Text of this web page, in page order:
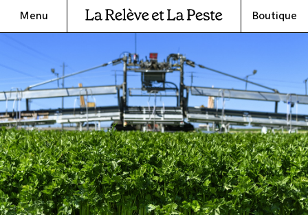
Menu Boutique